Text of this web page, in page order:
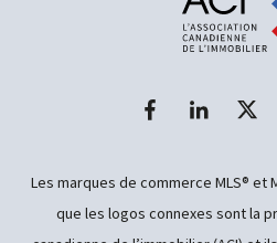
Les marques de commerce MLS® et
que les logos connexes sont la